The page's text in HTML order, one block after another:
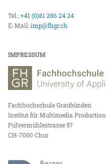
Tel.:+41 (0)81 286 24 24
E-Mail:imp@fhgr.ch
IMPRESSUM
Fachhochschule Graubünden
Institut für Multimedia Production
Pulvermühlestrasse 57
CH-7000 Chur